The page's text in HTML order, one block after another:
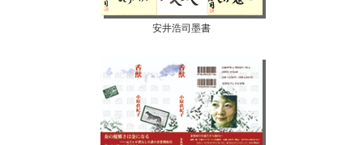
安井浩司墨書